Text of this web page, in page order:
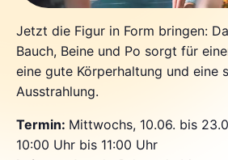
Jetzt die Figur in Form bringen:
Bauch, Beine und Po sorgt für
eine gute Körperhaltung und eine
Ausstrahlung.
Termin: Mittwochs, 10.06. bis
10:00 Uhr bis 11:00 Uhr